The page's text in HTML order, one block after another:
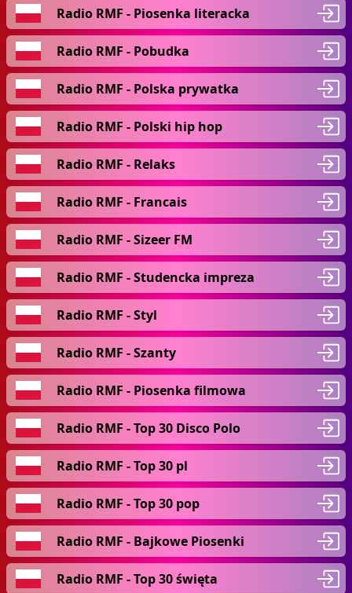
Radio RMF - Piosenka literacka
Radio RMF - Pobudka
Radio RMF - Polska prywatka
Radio RMF - Polski hip hop
Radio RMF - Relaks
Radio RMF - Francais
Radio RMF - Sizeer FM
Radio RMF - Studencka impreza
Radio RMF - Styl
Radio RMF - Szanty
Radio RMF - Piosenka filmowa
Radio RMF - Top 30 Disco Polo
Radio RMF - Top 30 pl
Radio RMF - Top 30 pop
Radio RMF - Bajkowe Piosenki
Radio RMF - Top 30 święta